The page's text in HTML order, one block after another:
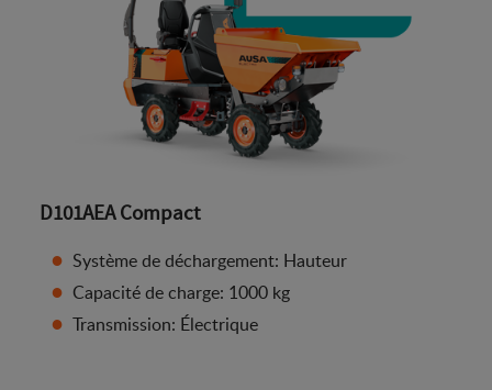
D101AEA Compact
Système de déchargement: Hauteur
Capacité de charge: 1000 kg
Transmission: Électrique